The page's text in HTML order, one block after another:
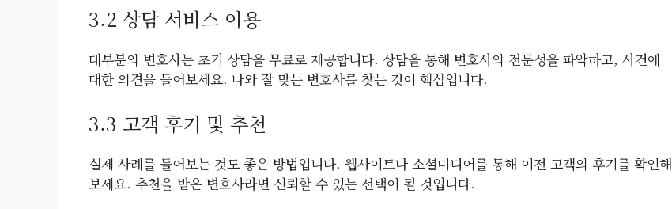
3.2 상담 서비스 이용
대부분의 변호사는 초기 상담을 무료로 제공합니다. 상담을 통해 변호사의 전문성을 파악하고, 사건에
대한 의견을 들어보세요. 나와 잘 맞는 변호사를 찾는 것이 핵심입니다.
3.3 고객 후기 및 추천
실제 사례를 들어보는 것도 좋은 방법입니다. 웹사이트나 소셜미디어를 통해 이전 고객의 후기를 확인해
보세요. 추천을 받은 변호사라면 신뢰할 수 있는 선택이 될 것입니다.